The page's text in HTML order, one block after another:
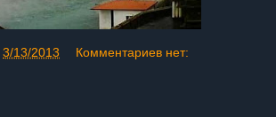
3/13/2013 Комментариев нет: